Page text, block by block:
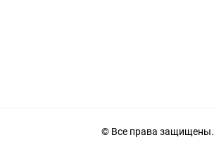
© Все права защищены.